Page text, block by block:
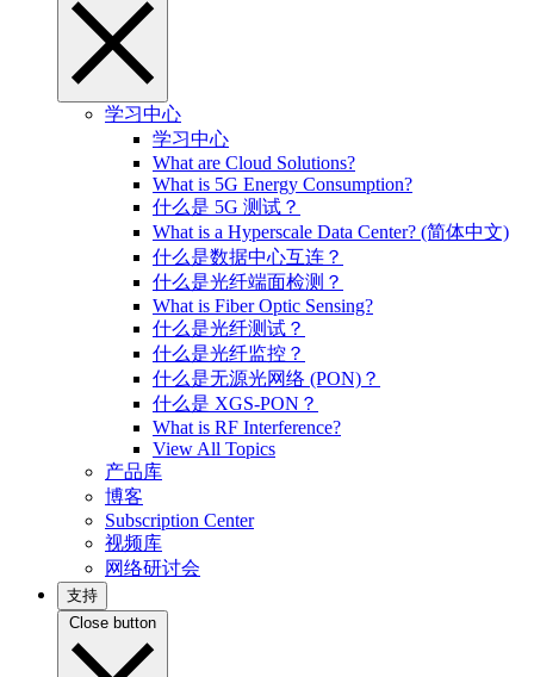
学习中心
学习中心
What are Cloud Solutions?
What is 5G Energy Consumption?
什么是 5G 测试？
What is a Hyperscale Data Center? (简体中文)
什么是数据中心互连？
什么是光纤端面检测？
What is Fiber Optic Sensing?
什么是光纤测试？
什么是光纤监控？
什么是无源光网络 (PON)？
什么是 XGS-PON？
What is RF Interference?
View All Topics
产品库
博客
Subscription Center
视频库
网络研讨会
支持
Close button